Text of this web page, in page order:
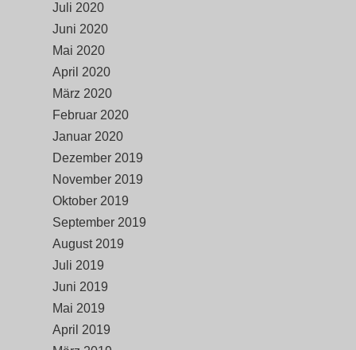
Juli 2020
Juni 2020
Mai 2020
April 2020
März 2020
Februar 2020
Januar 2020
Dezember 2019
November 2019
Oktober 2019
September 2019
August 2019
Juli 2019
Juni 2019
Mai 2019
April 2019